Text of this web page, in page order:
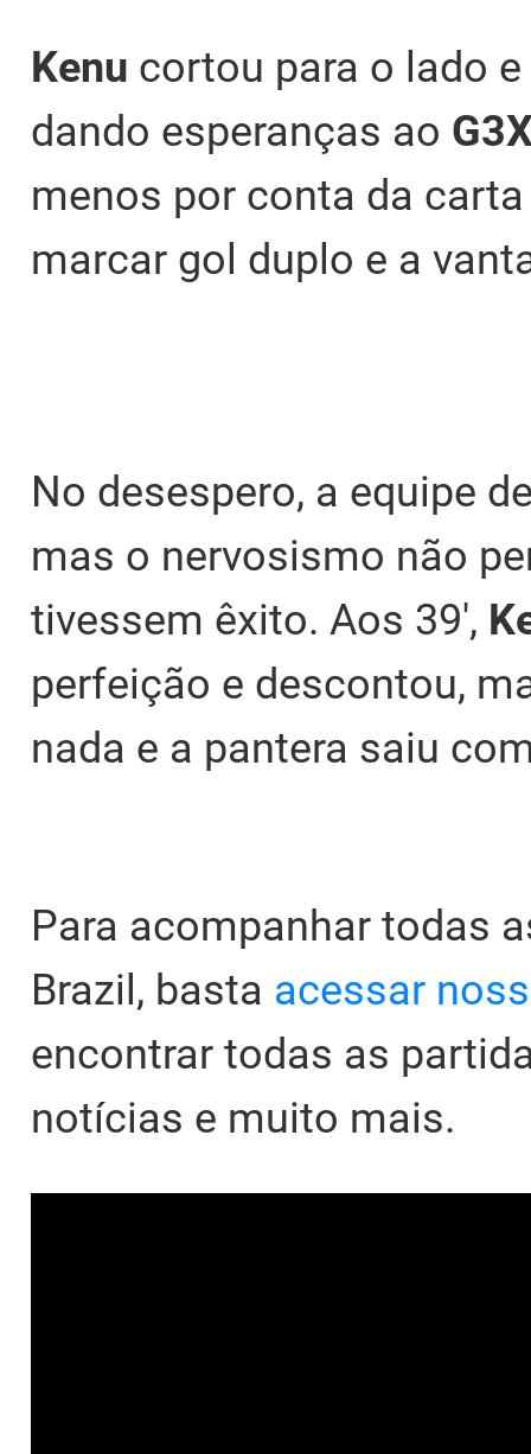
Kenu cortou para o lado
dando esperanças ao
menos por conta da
marcar gol duplo e a
No desespero, a equipe
mas o nervosismo não
tivessem êxito. Aos 39',
perfeição e descontou,
nada e a pantera saiu
Para acompanhar todas
Brazil, basta acessar
encontrar todas as
notícias e muito mais.